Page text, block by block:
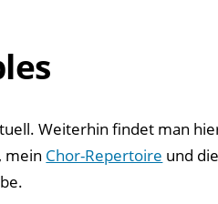
Weiterhin findet man
mein Chor-Repertoire und